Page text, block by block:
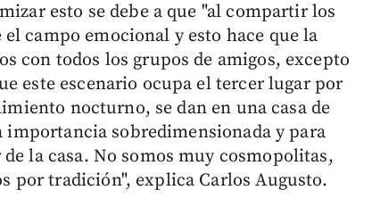
esto se debe a que "al compartir los
campo emocional y esto hace que la
con todos los grupos de amigos, excepto
este escenario ocupa el tercer lugar por
nocturno, se dan en una casa de
sobredimensionada y para
la casa. No somos muy cosmopolitas,
por tradición", explica Carlos Augusto.